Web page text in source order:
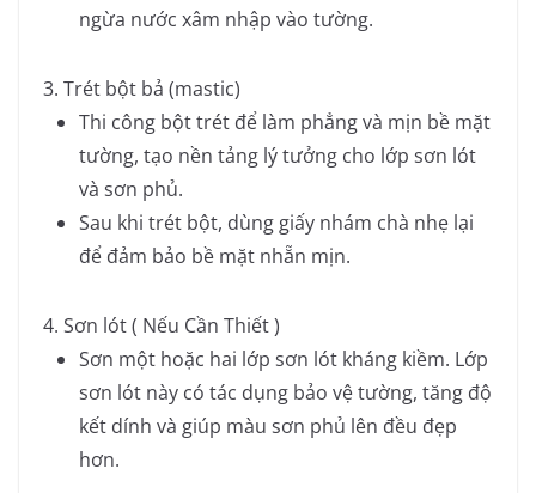
ngừa nước xâm nhập vào tường.
3. Trét bột bả (mastic)
Thi công bột trét để làm phẳng và mịn bề mặt
tường, tạo nền tảng lý tưởng cho lớp sơn lót
và sơn phủ.
Sau khi trét bột, dùng giấy nhám chà nhẹ lại
để đảm bảo bề mặt nhẵn mịn.
4. Sơn lót ( Nếu Cần Thiết )
Sơn một hoặc hai lớp sơn lót kháng kiềm. Lớp
sơn lót này có tác dụng bảo vệ tường, tăng độ
kết dính và giúp màu sơn phủ lên đều đẹp
hơn.